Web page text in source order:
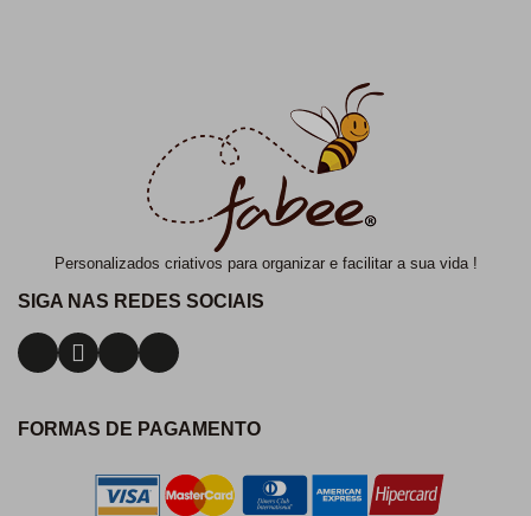
Personalizados criativos para organizar e facilitar a sua vida !
SIGA NAS REDES SOCIAIS
FORMAS DE PAGAMENTO